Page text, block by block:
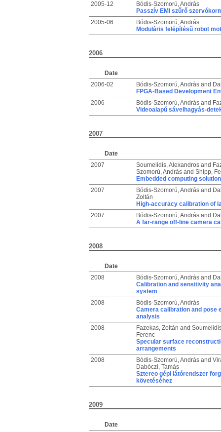
2005-12
Bódis-Szomorú, András
Passzív EMI szűrő
2005-06
Bódis-Szomorú, András
Moduláris felépítésű robot
2006
Date
2006-02
Bódis-Szomorú, Andrásand
FPGA-Based Development
2006
Bódis-Szomorú, Andrásand
Videoalapú sávelhagyás-
2007
Date
2007
Soumelidis, Alexandrosand
Szomorú, Andrásand Shipp,
Embedded computing
2007
Bódis-Szomorú, Andrásand
Zoltán
High-accuracy calibration of
2007
Bódis-Szomorú, Andrásand
A far-range off-line camera
2008
Date
2008
Bódis-Szomorú, Andrásand
Calibration and sensitivity
system
2008
Bódis-Szomorú, András
Camera calibration and pose
analysis
2008
Fazekas, Zoltán and
Ferenc
Specular surface
arrangements
2008
Bódis-Szomorú, Andrásand
Dabóczi, Tamás
Sztereo gépi látórendszer
követéséhez
2009
Date